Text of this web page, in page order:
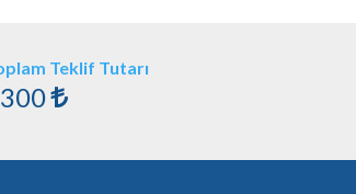
Teklif Tutarı